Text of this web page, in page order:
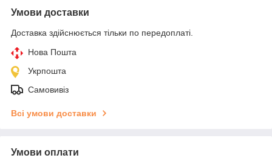
Умови доставки
Доставка здійснюється тільки по передоплаті.
Нова Пошта
Укрпошта
Самовивіз
Всі умови доставки
Умови оплати